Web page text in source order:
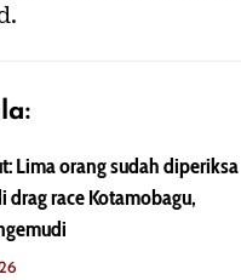
Lima orang sudah diperiksa
drag race Kotamobagu,